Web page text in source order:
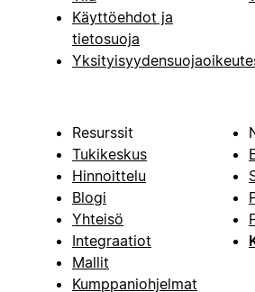
Käyttöehdot ja
tietosuoja
Resurssit
Tukikeskus
Hinnoittelu
Blogi
Yhteisö
Integraatiot
Mallit
Kumppaniohjelmat